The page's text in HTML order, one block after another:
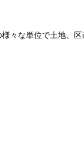
々な単位で土地、